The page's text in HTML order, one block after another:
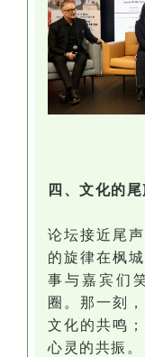
四、文化的尾
论坛接近尾
的旋律在枫
事与嘉宾们
圈。那一刻
文化的共鸣
心灵的共振。